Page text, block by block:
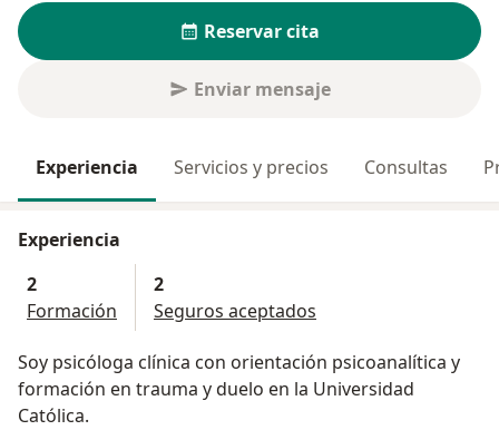
Reservar cita
Enviar mensaje
Experiencia Servicios y precios Consultas
Experiencia
2
Formación
2
Seguros aceptados
Soy psicóloga clínica con orientación psicoanalítica y
formación en trauma y duelo en la Universidad
Católica.